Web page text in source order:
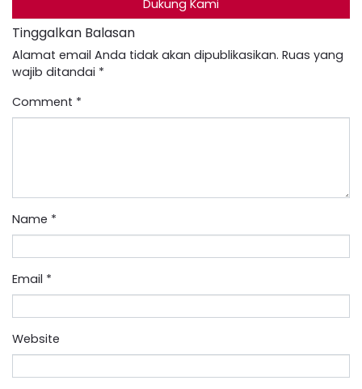
Dukung Kami
Tinggalkan Balasan
Alamat email Anda tidak akan dipublikasikan. Ruas yang
wajib ditandai *
Comment *
Name *
Email *
Website